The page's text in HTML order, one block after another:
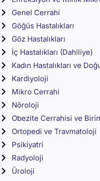
Genel Cerrahi
Göğüs Hastalıkları
Göz Hastalıkları
İç Hastalıkları (Dahiliye)
Kadın Hastalıkları ve
Kardiyoloji
Mikro Cerrahi
Nöroloji
Obezite Cerrahisi ve
Ortopedi ve Travmatoloji
Psikiyatri
Radyoloji
Üroloji